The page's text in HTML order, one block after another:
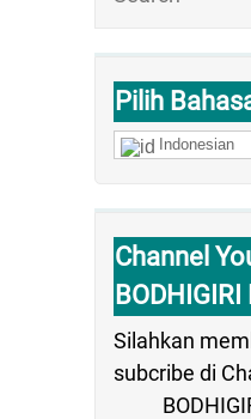
Pilih
Indonesian
Channel
Silahkan
subcribe di